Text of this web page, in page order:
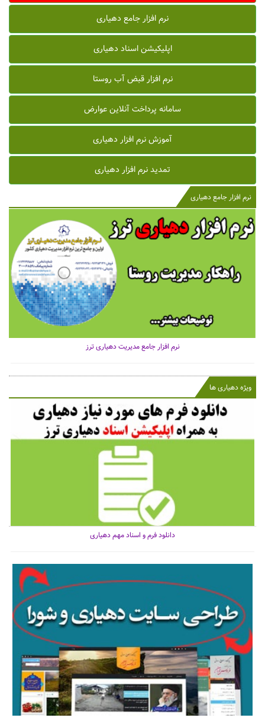
نرم افزار جامع دهیاری
اپلیکیشن اسناد دهیاری
نرم افزار قبض آب روستا
سامانه پرداخت آنلاین عوارض
آموزش نرم افزار دهیاری
تمدید نرم افزار دهیاری
نرم افزار جامع دهیاری
نرم افزار جامع مدیریت دهیاری ترز
ویژه دهیاری ها
دانلود فرم و اسناد مهم دهیاری